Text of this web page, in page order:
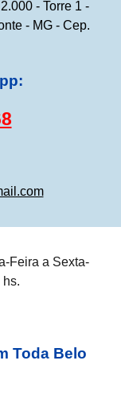
- Torre 1 -
- MG - Cep.
Feira a Sexta-
hs.
Toda Belo